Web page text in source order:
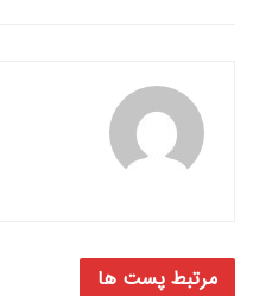
مرتبط پست ها